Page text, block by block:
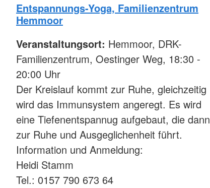
Entspannungs-Yoga, Familienzentrum
Hemmoor
Veranstaltungsort: Hemmoor, DRK-
Familienzentrum, Oestinger Weg, 18:30 -
20:00 Uhr
Der Kreislauf kommt zur Ruhe, gleichzeitig
wird das Immunsystem angeregt. Es wird
eine Tiefenentspannug aufgebaut, die dann
zur Ruhe und Ausgeglichenheit führt.
Information und Anmeldung:
Heidi Stamm
Tel.: 0157 790 673 64